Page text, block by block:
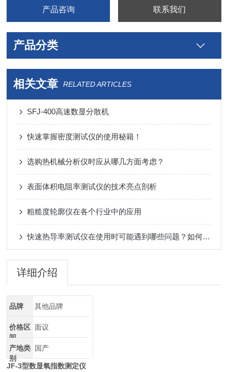
产品咨询 联系我们
产品分类
相关文章 RELATED ARTICLES
SFJ-400高速数显分散机
快速掌握密度测试仪的使用秘籍！
选购热机械分析仪时应从哪几方面考虑？
表面体积电阻率测试仪的技术亮点剖析​
粗糙度轮廓仪在各个行业中的应用
快速热导率测试仪在使用时可能遇到哪些问题？如何解决？
详细介绍
品牌 其他品牌
价格区
间
面议
产地类
别
国产
JF-3型数显氧指数测定仪